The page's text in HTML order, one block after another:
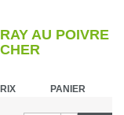
AU POIVRE
PANIER